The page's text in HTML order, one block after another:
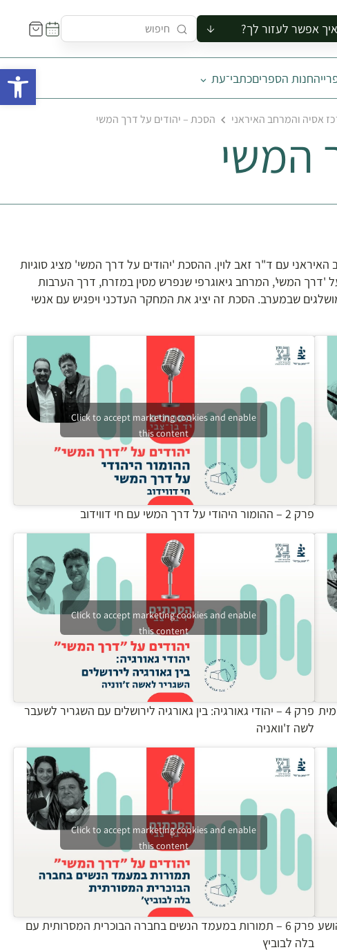
איך אפשר לעזור לך?
סיור לקבוצה
לסיור
לקורס
ספר
ביקור בצריף
חנות הספריםכתבי־עת
אסיה והמרחב האיראני הסכת – יהודים על דרך המשי
המשי
עם ד"ר זאב לוין. ההסכת 'יהודים על דרך המשי' מציג סוגיות
'דרך המשי', המרחב גיאוגרפי שנפרש מסין במזרח, דרך הערבות
שבמערב. הסכת זה יציג את המחקר העדכני ויפגיש עם אנשי
Click to accept marketing cookies and enable
this content
פרק 2 – ההומור היהודי על דרך המשי עם חי דווידוב
Click to accept marketing cookies and enable
this content
פרק 4 – יהודי גאורגיה: בין גאורגיה לירושלים עם השגריר לשעבר
לשה ז'וואניה
Click to accept marketing cookies and enable
this content
פרק 6 – תמורות במעמד הנשים בחברה הבוכרית המסרותית עם
בלה לבוביץ